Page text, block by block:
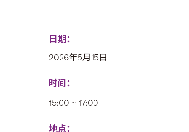
日期：
2026年5月15日
时间：
15:00 ~ 17:00
地点：